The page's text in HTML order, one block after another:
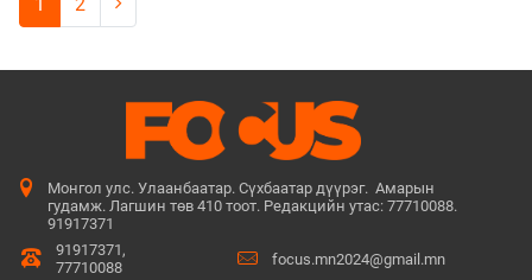
Монгол улс. Улаанбаатар. Сүхбаатар дүүрэг. Амарын
гудамж. Лагшин төв 410 тоот. Редакцийн утас: 77710088.
91917371
91917371,
77710088
focus.mn2024@gmail.mn